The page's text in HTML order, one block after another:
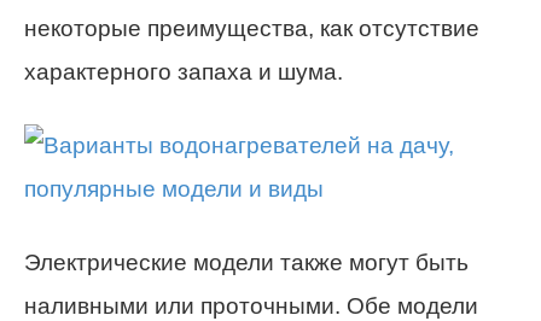
некоторые преимущества, как отсутствие
характерного запаха и шума.
Электрические модели также могут быть
наливными или проточными. Обе модели